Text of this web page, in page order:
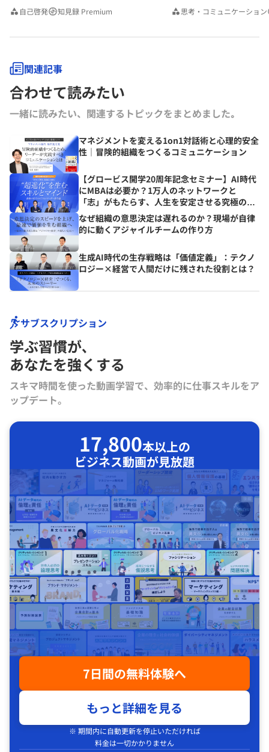
自己啓発 知見録 Premium
みんなの相談室Premium
思考・コミュニケーション
関連記事
合わせて読みたい
一緒に読みたい、関連するトピックをまとめました｡
マネジメントを変える1on1対話術と心理的安全
性｜冒険的組織をつくるコミュニケーション
【グロービス開学20周年記念セミナー】AI時代
にMBAは必要か？1万人のネットワークと
「志」がもたらす、人生を安定させる究極の資
産とは？
なぜ組織の意思決定は遅れるのか？現場が自律
的に動くアジャイルチームの作り方
生成AI時代の生存戦略は「価値定義」：テクノ
ロジー×経営で人間だけに残された役割とは？
サブスクリプション
学ぶ習慣が､
あなたを強くする
スキマ時間を使った動画学習で、効率的に仕事スキルをア
ップデート。
17,800本以上の
ビジネス動画が見放題
7日間の無料体験へ
もっと詳細を見る
※ 期間内に自動更新を停止いただければ
料金は一切かかりません